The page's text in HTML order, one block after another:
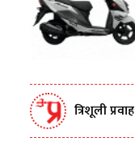
त्रिशूली प्रवाह